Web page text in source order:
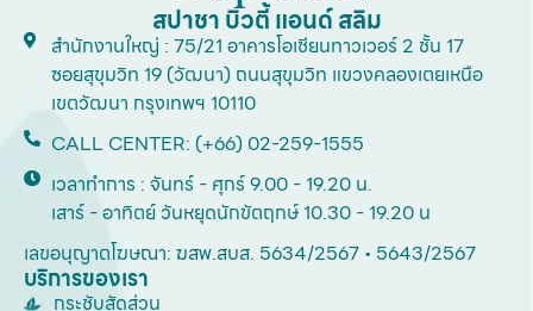
สปาชา บิวตี้ แอนด์ สลิม
สำนักงานใหญ่ : 75/21 อาคารโอเชียนทาวเวอร์ 2 ชั้น 17
ซอยสุขุมวิท 19 (วัฒนา) ถนนสุขุมวิท แขวงคลองเตยเหนือ
เขตวัฒนา กรุงเทพฯ 10110
CALL CENTER: (+66) 02-259-1555
เวลาทำการ : จันทร์ - ศุกร์ 9.00 - 19.20 น.
เสาร์ - อาทิตย์ วันหยุดนักขัตฤกษ์ 10.30 - 19.20 น
เลขอนุญาตโฆษณา: ฆสพ.สบส. 5634/2567 • 5643/2567
บริการของเรา
กระชับสัดส่วน